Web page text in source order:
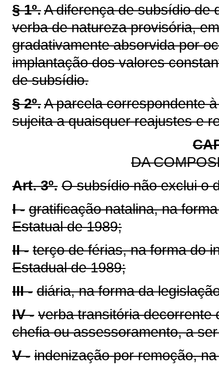
§ 1º.A diferença de subsídio de
verba de natureza provisória,
gradativamente absorvida por
implantação dos valores
de subsídio.
§ 2º.A parcela correspondente
sujeita a quaisquer reajustes e
DA
Art. 3º. O subsídio não exclui o
I - gratificação natalina, na
Estatual de 1989;
II - terço de férias, na forma do
Estadual de 1989;
III - diária, na forma da
IV - verba transitória decorrente
chefia ou assessoramento, a
V - indenização por remoção,